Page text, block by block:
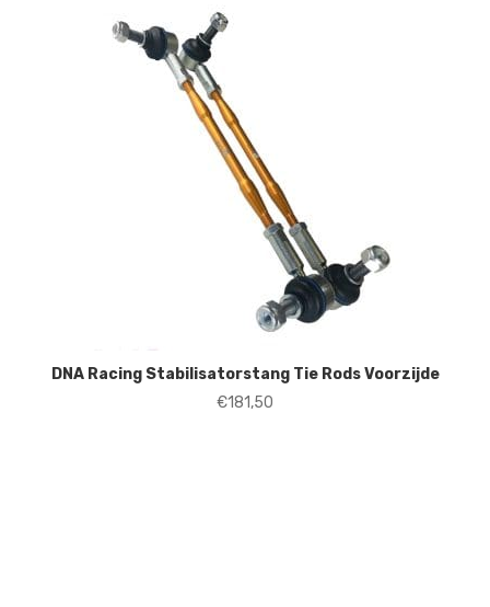
DNA Racing Stabilisatorstang Tie Rods Voorzijde
€181,50